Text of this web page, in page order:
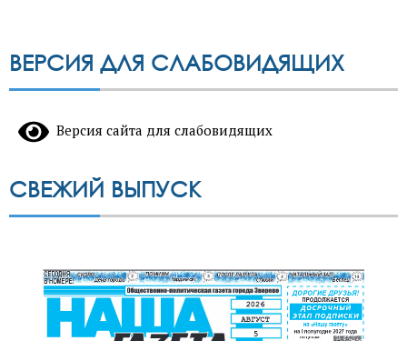
ВЕРСИЯ ДЛЯ СЛАБОВИДЯЩИХ
Версия сайта для слабовидящих
СВЕЖИЙ ВЫПУСК